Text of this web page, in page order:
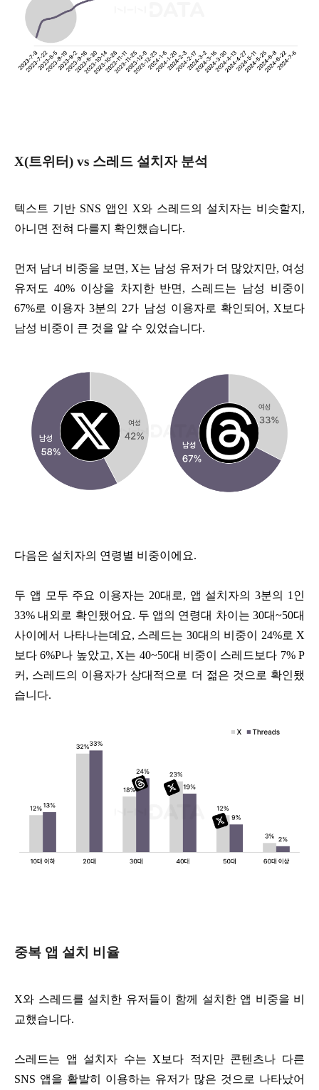
X(트위터) vs 스레드 설치자 분석
텍스트 기반 SNS 앱인 X와 스레드의 설치자는 비슷할지,
아니면 전혀 다를지 확인했습니다.
먼저 남녀 비중을 보면, X는 남성 유저가 더 많았지만, 여성
유저도 40% 이상을 차지한 반면, 스레드는 남성 비중이
67%로 이용자 3분의 2가 남성 이용자로 확인되어, X보다
남성 비중이 큰 것을 알 수 있었습니다.
다음은 설치자의 연령별 비중이에요.
두 앱 모두 주요 이용자는 20대로, 앱 설치자의 3분의 1인
33% 내외로 확인됐어요. 두 앱의 연령대 차이는 30대~50대
사이에서 나타나는데요, 스레드는 30대의 비중이 24%로 X
보다 6%P나 높았고, X는 40~50대 비중이 스레드보다 7% P
커, 스레드의 이용자가 상대적으로 더 젊은 것으로 확인됐
습니다.
중복 앱 설치 비율
X와 스레드를 설치한 유저들이 함께 설치한 앱 비중을 비
교했습니다.
스레드는 앱 설치자 수는 X보다 적지만 콘텐츠나 다른
SNS 앱을 활발히 이용하는 유저가 많은 것으로 나타났어